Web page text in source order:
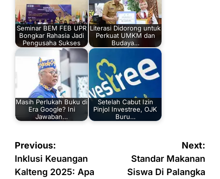
Seminar BEM FEB UPR
Bongkar Rahasia Jadi
Pengusaha Sukses
Literasi Didorong untuk
Perkuat UMKM dan
Budaya…
Masih Perlukah Buku di
Era Google? Ini
Jawaban…
Setelah Cabut Izin
Pinjol Investree, OJK
Buru…
Navigasi
pos
Previous:
Inklusi Keuangan
Kalteng 2025: Apa
Next:
Standar Makanan
Siswa Di Palangka